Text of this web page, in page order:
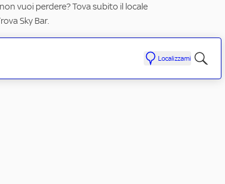
vuoi perdere? Tova subito il locale
Sky Bar.
Localizzami